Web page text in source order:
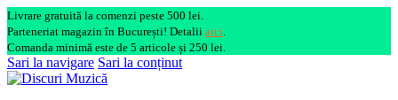
Livrare gratuită la comenzi peste 500 lei.
Parteneriat magazin în București! Detalii aici.
Comanda minimă este de 5 articole și 250 lei.
Sari la navigare Sari la conținut